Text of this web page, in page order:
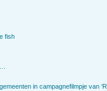
fish
in campagnefilmpje van